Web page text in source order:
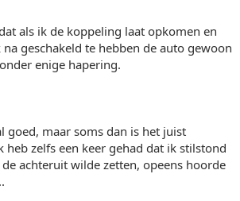
als ik de koppeling laat opkomen en
geschakeld te hebben de auto gewoon
enige hapering.
goed, maar soms dan is het juist
heb zelfs een keer gehad dat ik stilstond
achteruit wilde zetten, opeens hoorde